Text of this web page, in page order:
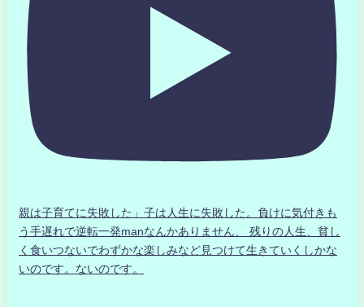
親は子育てに失敗した」子は人生に失敗した。負けに気付きも
う手遅れで逆転一発manなんかありません、 残りの人生、貧し
く食いつないでわずかな楽しみなど見つけて生きていくしかな
いのです。ないのです。